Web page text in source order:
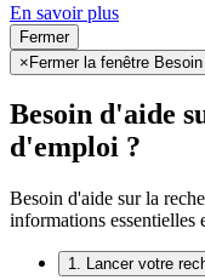
En savoir plus
Fermer
×Fermer la fenêtre
Besoin d'aide
d'emploi ?
Besoin d'aide sur la
informations essentielles
1. Lancer votre